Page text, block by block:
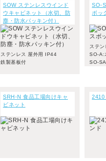
SOW ステンレスウインド
ウキャビネット（水切、防
塵・防水パッキン付）
ステンレス 屋外用 IP44
鉄製基板付
SO-
ボッ
ステ
SO-A:
SO-
SRH-N 食品工場向けキャ
ビネット
2410